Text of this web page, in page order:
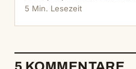
5 Min. Lesezeit